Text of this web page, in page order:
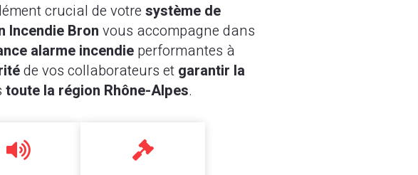
crucial de votre système de
Incendie Bron vous accompagne dans
alarme incendie performantes à
de vos collaborateurs et garantir la
toute la région Rhône-Alpes.
 